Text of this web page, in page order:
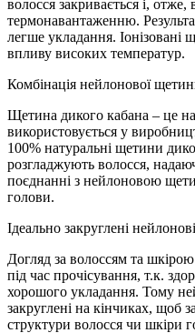
волосся закривається і, отже,
термонавантаженню.
легше укладання. Іонізовані
впливу високих температур.
Комбінація нейлонової
Щетина дикого кабана – це
використовується у
100% натуральні щетини
розгладжують волосся,
поєднанні з нейлоновою
голови.
Ідеально закруглені
Догляд за волоссям та
під час прочісування, т.к.
хорошого укладання. Тому
закруглені на кінчиках, щоб
структури волосся чи шкіри